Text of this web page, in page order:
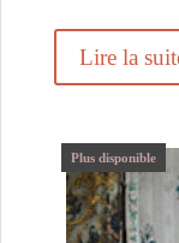
Lire la
Plus disponible